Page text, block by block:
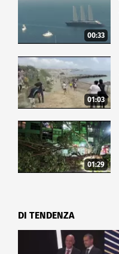
00:33
01:03
01:29
DI TENDENZA